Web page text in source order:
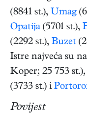
(8841 st.), Umag
Opatija (5701 st.),
(2292 st.), Buzet
Istre najveća su
Koper; 25 753 st.),
(3733 st.) i
Povijest